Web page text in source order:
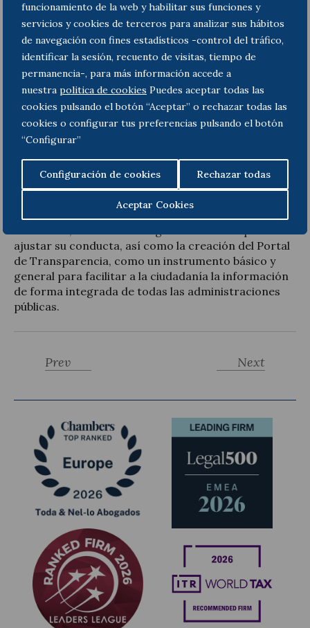
funcionamiento de la web y habilitar sus funciones y
servicios y cookies de terceros para analizar sus hábitos
de navegación con fines estadísticos -control del tráfico,
identificar la sesión, recuento de visitas, tiempo de
permanencia-, para más información accede a
nuestra politica de cookies Puedes aceptar todas las
cookies pulsando el botón “Aceptar” o rechazar todas las
cookies o configurar tus preferencias pulsando el botón
“Configurar”
Configuración de cookies Rechazar todas
Aceptar Cookies
La Ley regula la transparencia en la actividad pública
como una obligación a cargo de la Administración
que debe facilitar de forma proactiva, y la regula de
una forma muy amplia (información institucional y
organizativa, gestión económica y presupuestaria,
información de relevancia jurídica, programación y
planificación, contratación pública, actividad
subvencional, etc.).
de grupos de interés con la finalidad de que los
ciudadanos puedan identificar a las personas que
actúan como tales y conocer las relaciones que
tienen con la Administración en defensa de intereses
ajustar su conducta, así como la creación del Portal
de Transparencia, como un instrumento básico y
general para facilitar a la ciudadanía la información
de forma integrada de todas las administraciones
públicas.
Next
Prev